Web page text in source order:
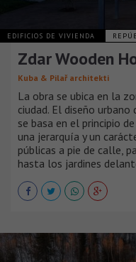
EDIFICIOS DE VIVIENDA
Zdar Wooden
Kuba & Pilař architekti
La obra se ubica en la
ciudad. El diseño
se basa en el principio
una jerarquía y un
públicas a pie de calle,
hasta los jardines